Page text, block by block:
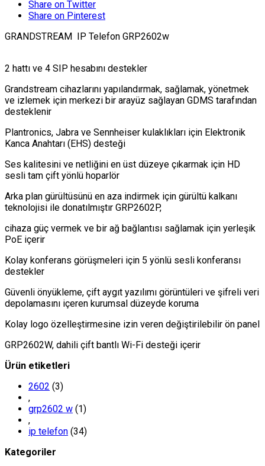
Share on Twitter
Share on Pinterest
GRANDSTREAM IP Telefon GRP2602w
2 hattı ve 4 SIP hesabını destekler
Grandstream cihazlarını yapılandırmak, sağlamak, yönetmek
ve izlemek için merkezi bir arayüz sağlayan GDMS tarafından
desteklenir
Plantronics, Jabra ve Sennheiser kulaklıkları için Elektronik
Kanca Anahtarı (EHS) desteği
Ses kalitesini ve netliğini en üst düzeye çıkarmak için HD
sesli tam çift yönlü hoparlör
Arka plan gürültüsünü en aza indirmek için gürültü kalkanı
teknolojisi ile donatılmıştır GRP2602P,
cihaza güç vermek ve bir ağ bağlantısı sağlamak için yerleşik
PoE içerir
Kolay konferans görüşmeleri için 5 yönlü sesli konferansı
destekler
Güvenli önyükleme, çift aygıt yazılımı görüntüleri ve şifreli veri
depolamasını içeren kurumsal düzeyde koruma
Kolay logo özelleştirmesine izin veren değiştirilebilir ön panel
GRP2602W, dahili çift bantlı Wi-Fi desteği içerir
Ürün etiketleri
2602 (3)
,
grp2602 w (1)
,
ip telefon (34)
Kategoriler